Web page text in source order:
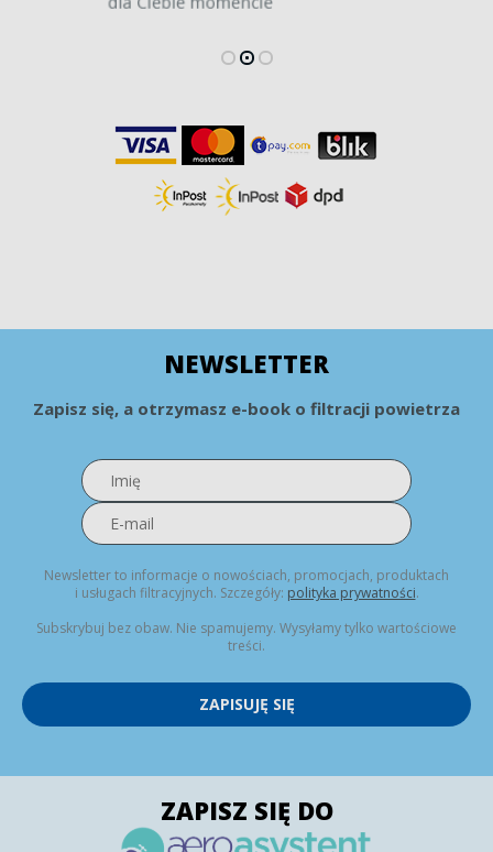
NEWSLETTER
Zapisz się, a otrzymasz e-book o filtracji powietrza
Newsletter to informacje o nowościach, promocjach, produktach
i usługach filtracyjnych. Szczegóły: polityka prywatności.
Subskrybuj bez obaw. Nie spamujemy. Wysyłamy tylko wartościowe
treści.
ZAPISUJĘ SIĘ
ZAPISZ SIĘ DO